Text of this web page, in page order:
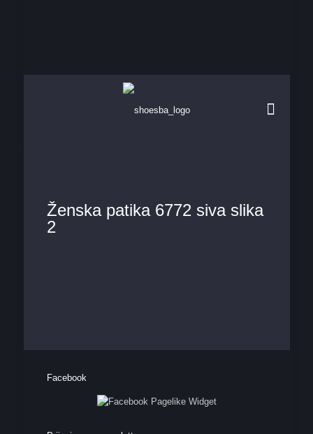
Ženska patika 6772 siva slika
2
Facebook